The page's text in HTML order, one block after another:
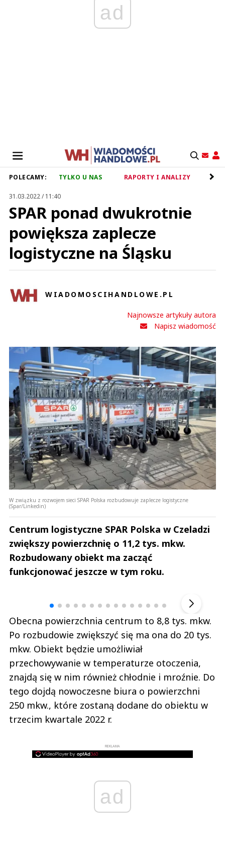
ad
POLECAMY: TYLKO U NAS RAPORTY I ANALIZY
31.03.2022 / 11:40
SPAR ponad dwukrotnie
powiększa zaplecze
logistyczne na Śląsku
WIADOMOSCIHANDLOWE.PL
Najnowsze artykuły autora
Napisz wiadomość
W związku z rozwojem sieci SPAR Polska rozbudowuje zaplecze logistyczne
(Spar/Linkedin)
Centrum logistyczne SPAR Polska w Czeladzi
zwiększy powierzchnię o 11,2 tys. mkw.
Rozbudowany obiekt ma zacząć
funkcjonować jeszcze w tym roku.
Obecna powierzchnia centrum to 8,8 tys. mkw.
Po rozbudowie zwiększyć się ma ona do 20 tys.
mkw. Obiekt będzie umożliwiał
przechowywanie w temperaturze otoczenia,
znajdą się w nim również chłodnie i mroźnie. Do
tego dojdą nowoczesne biura o powierzchni
250 mkw., które zostaną dodane do obiektu w
trzecim kwartale 2022 r.
REKLAMA
ad